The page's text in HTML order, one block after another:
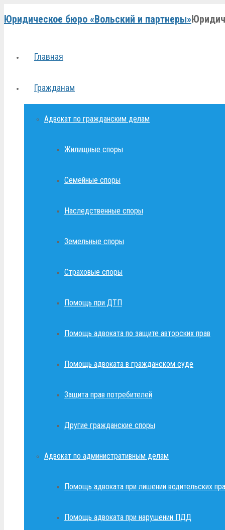
Юридическое бюро «Вольский и партнеры»
Главная
Гражданам
Адвокат по гражданским делам
Жилищные споры
Семейные споры
Наследственные споры
Земельные споры
Страховые споры
Помощь при ДТП
Помощь адвоката по защите авторских прав
Помощь адвоката в гражданском суде
Защита прав потребителей
Другие гражданские споры
Адвокат по административным делам
Помощь адвоката при лишении водительских
Помощь адвоката при нарушении ПДД